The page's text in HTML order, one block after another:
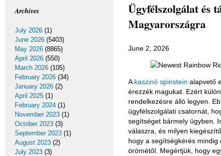
Ügyfélszolgálat és
Magyarországra
June 2, 2026
A kaszinó spinstein alapvető
érezzék magukat. Ezért
rendelkezésre álló legyen.
ügyfélszolgálati csatornát,
segítséget bármely ügyben.
válaszra, és milyen
hogy a segítségkérés
örömétől. Megértjük, hogy
Archives
July 2026 (1)
June 2026 (5403)
May 2026 (8865)
April 2026 (550)
March 2026 (105)
February 2026 (34)
January 2026 (2)
April 2025 (1)
February 2024 (1)
November 2023 (1)
October 2023 (3)
September 2023 (1)
August 2023 (2)
July 2023 (3)